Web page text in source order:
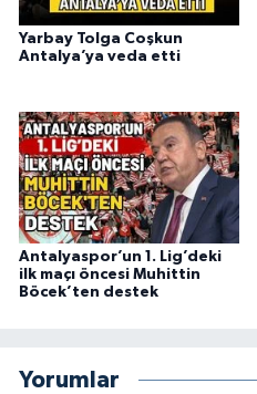
Yarbay Tolga Coşkun
Antalya’ya veda etti
Antalyaspor’un 1. Lig’deki
ilk maçı öncesi Muhittin
Böcek’ten destek
Yorumlar